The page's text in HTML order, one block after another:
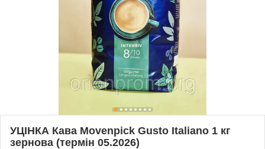
УЦІНКА Кава Movenpick Gusto Italiano 1 кг
зернова (термін 05.2026)